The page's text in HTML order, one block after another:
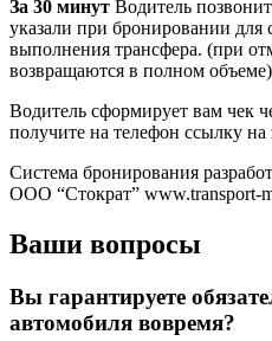
За 30 минут Водитель
указали при бронировании для
выполнения трансфера. (при
возвращаются в полном объеме)
Водитель сформирует вам чек
получите на телефон ссылку
Система бронирования
ООО “Стократ” www.transport-
Ваши вопросы
Вы гарантируете
автомобиля вовремя?